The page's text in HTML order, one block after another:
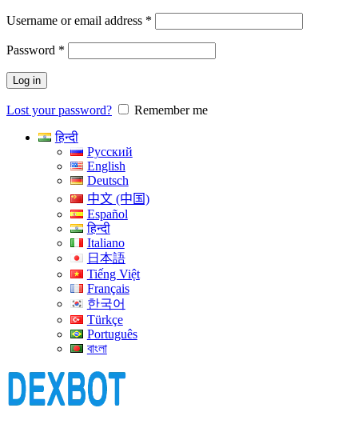
Username or email address *
Password *
Log in
Lost your password?
Remember me
हिन्दी
Русский
English
Deutsch
中文 (中国)
Español
हिन्दी
Italiano
日本語
Tiếng Việt
Français
한국어
Türkçe
Português
বাংলা